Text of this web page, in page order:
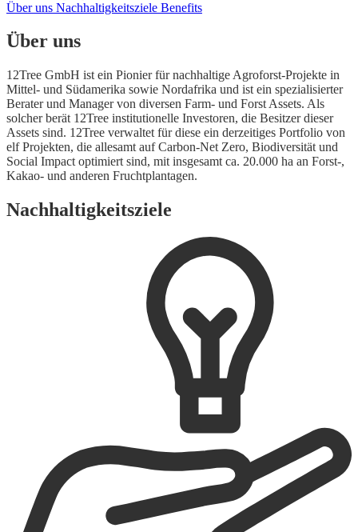
Über uns Nachhaltigkeitsziele Benefits
Über uns
12Tree GmbH ist ein Pionier für nachhaltige Agroforst-Projekte in
Mittel- und Südamerika sowie Nordafrika und ist ein spezialisierter
Berater und Manager von diversen Farm- und Forst Assets. Als
solcher berät 12Tree institutionelle Investoren, die Besitzer dieser
Assets sind. 12Tree verwaltet für diese ein derzeitiges Portfolio von
elf Projekten, die allesamt auf Carbon-Net Zero, Biodiversität und
Social Impact optimiert sind, mit insgesamt ca. 20.000 ha an Forst-,
Kakao- und anderen Fruchtplantagen.
Nachhaltigkeitsziele